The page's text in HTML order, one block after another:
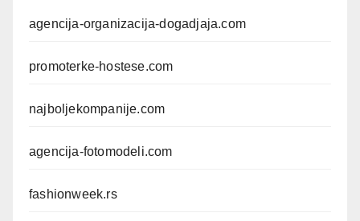
agencija-organizacija-dogadjaja.com
promoterke-hostese.com
najboljekompanije.com
agencija-fotomodeli.com
fashionweek.rs